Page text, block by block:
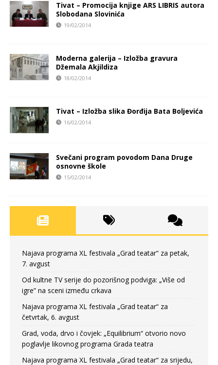
Tivat – Promocija knjige ARS LIBRIS autora
Slobodana Slovinića
19/02/2014
Moderna galerija – Izložba gravura
Džemala Akjildiza
18/02/2014
Tivat – Izložba slika Đorđija Bata Boljevića
16/02/2014
Svečani program povodom Dana Druge
osnovne škole
15/02/2014
Najava programa XL festivala „Grad teatar“ za petak,
7. avgust
Od kultne TV serije do pozorišnog podviga: „Više od
igre” na sceni između crkava
Najava programa XL festivala „Grad teatar“ za
četvrtak, 6. avgust
Grad, voda, drvo i čovjek: „Equilibrium“ otvorio novo
poglavlje likovnog programa Grada teatra
Najava programa XL festivala „Grad teatar“ za srijedu,